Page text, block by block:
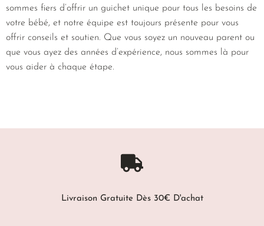
sommes fiers d’offrir un guichet unique pour tous les besoins de
votre bébé, et notre équipe est toujours présente pour vous
offrir conseils et soutien. Que vous soyez un nouveau parent ou
que vous ayez des années d’expérience, nous sommes là pour
vous aider à chaque étape.
Livraison Gratuite Dès 30€ D'achat